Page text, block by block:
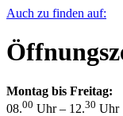
Auch zu finden auf:
Montag bis Freitag:
08.00 Uhr – 12.30 Uhr